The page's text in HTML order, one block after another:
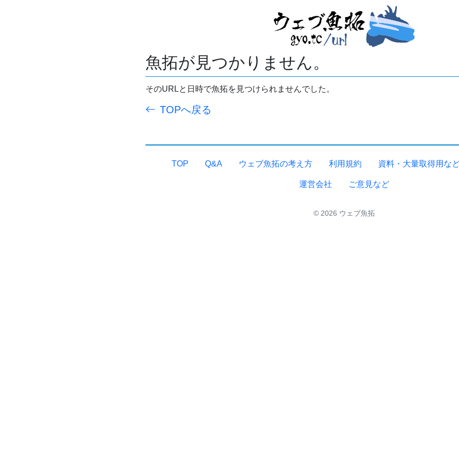
魚拓が見つかりません。
そのURLと日時で魚拓を見つけられませんでした。
TOPへ戻る
TOP Q&A ウェブ魚拓の考え方 利用規約 資料・大量取得用な
運営会社 ご意見など
© 2026 ウェブ魚拓